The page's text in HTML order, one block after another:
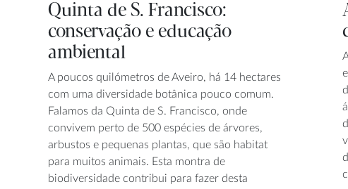
Quinta de S. Francisco:
conservação e educação
ambiental
A poucos quilómetros de Aveiro, há 14 hectares
com uma diversidade botânica pouco comum.
Falamos da Quinta de S. Francisco, onde
convivem perto de 500 espécies de árvores,
arbustos e pequenas plantas, que são habitat
para muitos animais. Esta montra de
biodiversidade contribui para fazer desta